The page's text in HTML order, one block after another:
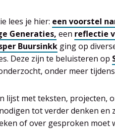
lees je hier: een voorstel
Generaties, een reflectie
Buursinkk ging op
Deze zijn te beluisteren op
onder meer tijdens
lijst met teksten, projecten,
tot verder denken en
of over gesproken moet